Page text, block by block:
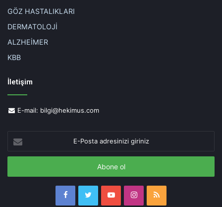
GÖZ HASTALIKLARI
DERMATOLOJİ
ALZHEİMER
KBB
İletişim
E-mail: bilgi@hekimus.com
Posta
adresinizi
FacebookTwitterYouTubeInstagram